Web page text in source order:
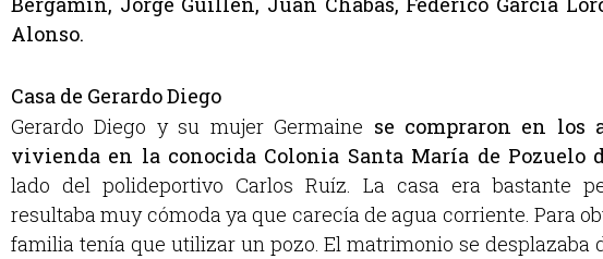
Alonso.
Casa de Gerardo Diego
Gerardo Diego y su mujer Germaine se compraron en los
vivienda en la conocida Colonia Santa María de Pozuelo
lado del polideportivo Carlos Ruíz. La casa era bastante
resultaba muy cómoda ya que carecía de agua corriente. Para
familia tenía que utilizar un pozo. El matrimonio se desplazaba